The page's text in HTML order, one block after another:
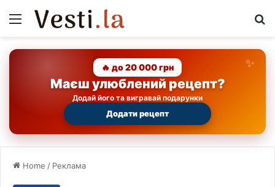
Menu
🔥 до 20 000 грн
Маєш улюблений рецепт?
Додай його та вигравай подарунки
Додати рецепт
Home / Реклама